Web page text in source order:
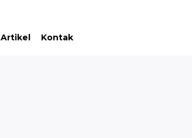
Artikel Kontak